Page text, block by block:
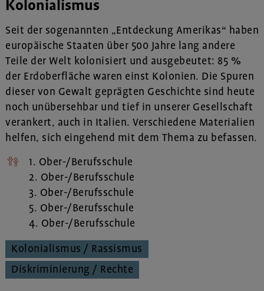
Kolonialismus
Seit der sogenannten „Entdeckung Amerikas“ haben
europäische Staaten über 500 Jahre lang andere
Teile der Welt kolonisiert und ausgebeutet: 85 %
der Erdoberfläche waren einst Kolonien. Die Spuren
dieser von Gewalt geprägten Geschichte sind heute
noch unübersehbar und tief in unserer Gesellschaft
verankert, auch in Italien. Verschiedene Materialien
helfen, sich eingehend mit dem Thema zu befassen.
1. Ober-/Berufsschule
2. Ober-/Berufsschule
3. Ober-/Berufsschule
5. Ober-/Berufsschule
4. Ober-/Berufsschule
Kolonialismus / Rassismus
Diskriminierung / Rechte